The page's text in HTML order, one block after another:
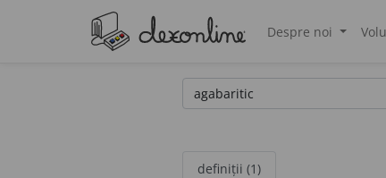
Despre noi
definiții (1)